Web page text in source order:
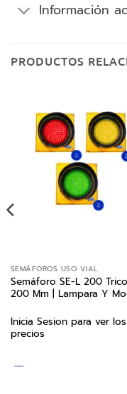
Información
PRODUCTOS
SEMÁFOROS USO VIAL
Semáforo SE-L 200
200 Mm | Lampara Y
Inicia Sesion para ver los
precios